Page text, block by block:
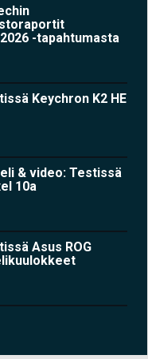
-tapahtumasta
Keychron K2 HE
& video: Testissä
10a
Asus ROG